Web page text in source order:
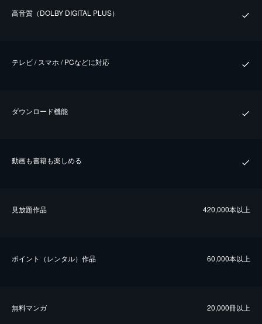
⾼⾳質（DOLBY DIGITAL PLUS）
テレビ / スマホ / PCなどに対応
ダウンロード機能
動画も書籍も楽しめる
⾒放題作品 420,000本以上
ポイント（レンタル）作品 60,000本以上
無料マンガ 20,000冊以上